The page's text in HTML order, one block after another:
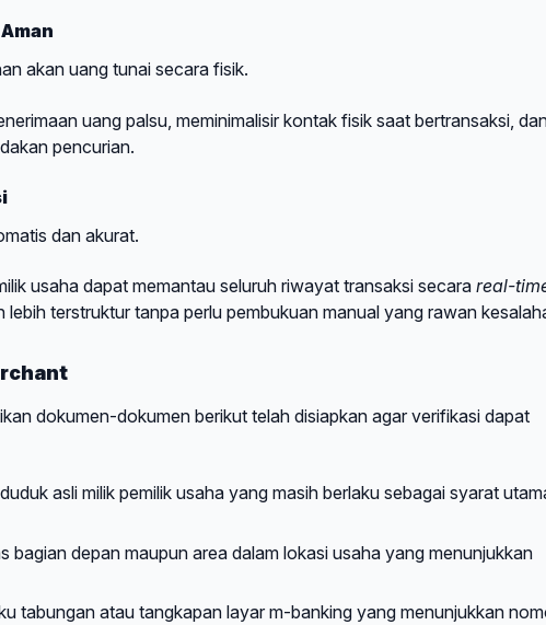
akan uang tunai secara fisik.
uang palsu, meminimalisir kontak fisik saat bertransaksi,
pencurian.
dan akurat.
usaha dapat memantau seluruh riwayat transaksi secara real-
terstruktur tanpa perlu pembukuan manual yang rawan
dokumen-dokumen berikut telah disiapkan agar verifikasi dapat
asli milik pemilik usaha yang masih berlaku sebagai syarat
bagian depan maupun area dalam lokasi usaha yang menunjukkan
tabungan atau tangkapan layar m-banking yang menunjukkan